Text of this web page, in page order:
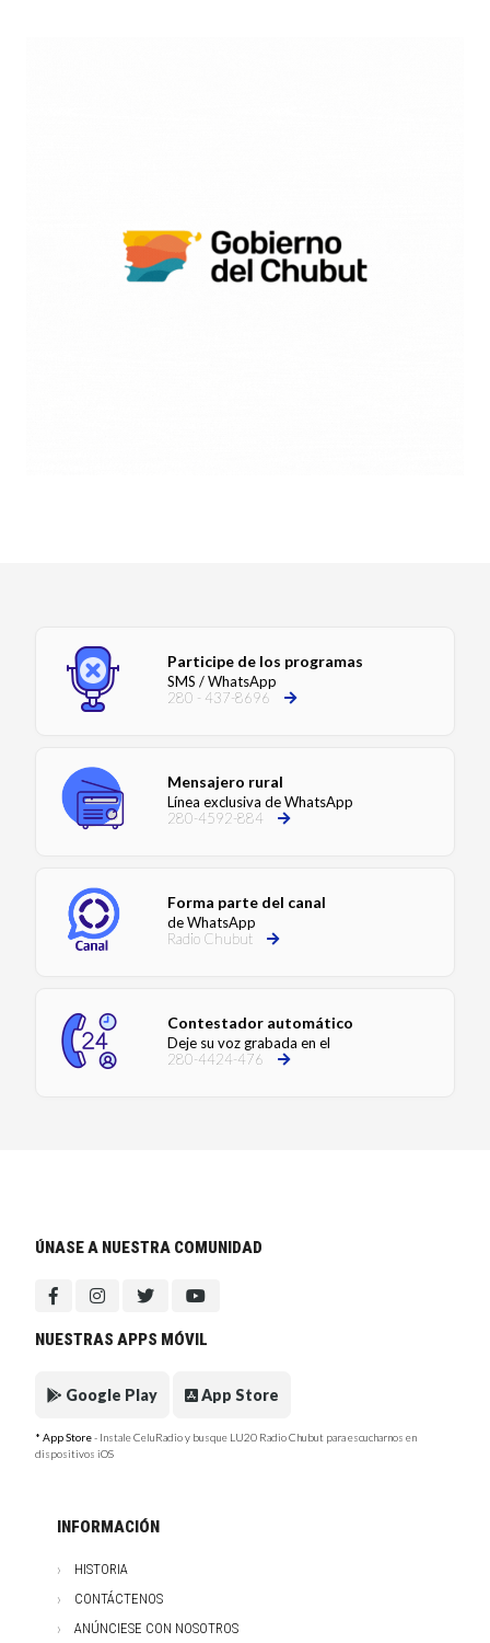
Participe de los programas
SMS / WhatsApp
280 - 437-8696
Mensajero rural
Línea exclusiva de WhatsApp
280-4592-884
Forma parte del canal
de WhatsApp
Radio Chubut
Contestador automático
Deje su voz grabada en el
280-4424-476
ÚNASE A NUESTRA COMUNIDAD
NUESTRAS APPS MÓVIL
Google Play App Store
* App Store- Instale CeluRadio y busque LU20 Radio Chubut para escucharnos en
dispositivos iOS
INFORMACIÓN
HISTORIA
CONTÁCTENOS
ANÚNCIESE CON NOSOTROS